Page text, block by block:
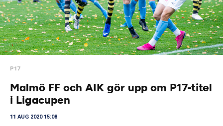
P17
Malmö FF och AIK gör upp om P17-titel
i Ligacupen
11 AUG 2020 15:08